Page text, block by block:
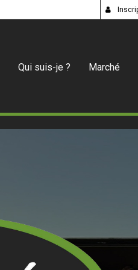
Qui suis-je ? Marché